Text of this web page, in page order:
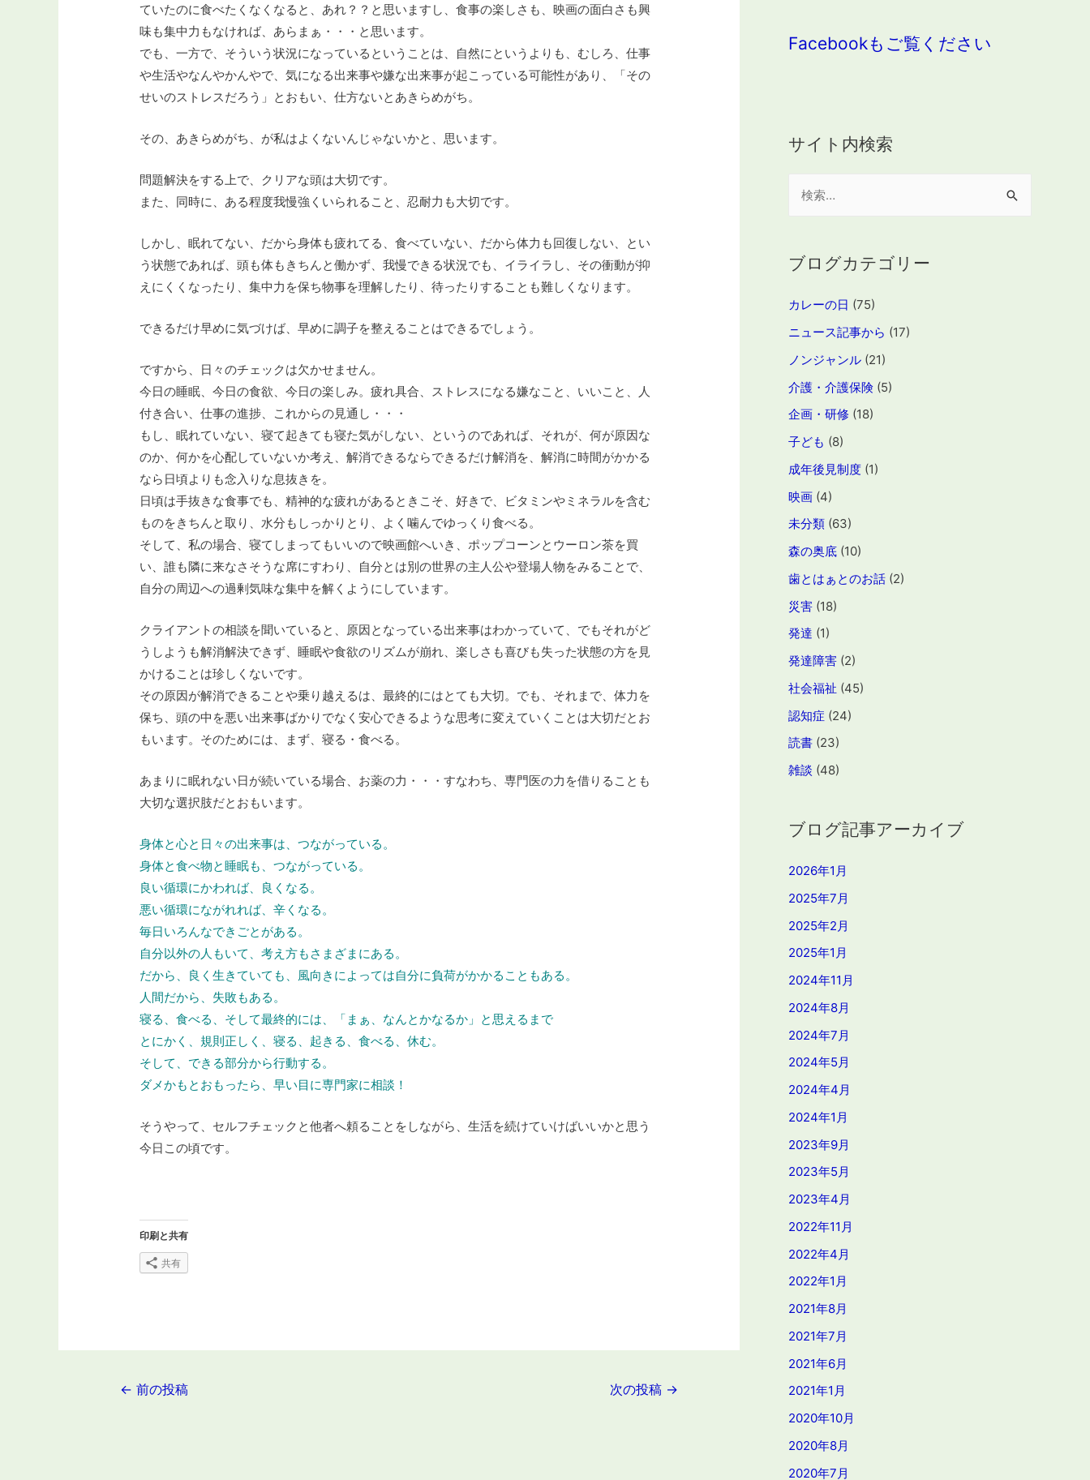
ていたのに食べたくなくなると、あれ？？と思いますし、食事の楽しさも、映画の面白さも興
味も集中力もなければ、あらまぁ・・・と思います。
でも、一方で、そういう状況になっているということは、自然にというよりも、むしろ、仕事
や生活やなんやかんやで、気になる出来事や嫌な出来事が起こっている可能性があり、「その
せいのストレスだろう」とおもい、仕方ないとあきらめがち。
その、あきらめがち、が私はよくないんじゃないかと、思います。
問題解決をする上で、クリアな頭は大切です。
また、同時に、ある程度我慢強くいられること、忍耐力も大切です。
しかし、眠れてない、だから身体も疲れてる、食べていない、だから体力も回復しない、とい
う状態であれば、頭も体もきちんと働かず、我慢できる状況でも、イライラし、その衝動が抑
えにくくなったり、集中力を保ち物事を理解したり、待ったりすることも難しくなります。
できるだけ早めに気づけば、早めに調子を整えることはできるでしょう。
ですから、日々のチェックは欠かせません。
今日の睡眠、今日の食欲、今日の楽しみ。疲れ具合、ストレスになる嫌なこと、いいこと、人
付き合い、仕事の進捗、これからの見通し・・・
もし、眠れていない、寝て起きても寝た気がしない、というのであれば、それが、何が原因な
のか、何かを心配していないか考え、解消できるならできるだけ解消を、解消に時間がかかる
なら日頃よりも念入りな息抜きを。
日頃は手抜きな食事でも、精神的な疲れがあるときこそ、好きで、ビタミンやミネラルを含む
ものをきちんと取り、水分もしっかりとり、よく噛んでゆっくり食べる。
そして、私の場合、寝てしまってもいいので映画館へいき、ポップコーンとウーロン茶を買
い、誰も隣に来なさそうな席にすわり、自分とは別の世界の主人公や登場人物をみることで、
自分の周辺への過剰気味な集中を解くようにしています。
クライアントの相談を聞いていると、原因となっている出来事はわかっていて、でもそれがど
うしようも解消解決できず、睡眠や食欲のリズムが崩れ、楽しさも喜びも失った状態の方を見
かけることは珍しくないです。
その原因が解消できることや乗り越えるは、最終的にはとても大切。でも、それまで、体力を
保ち、頭の中を悪い出来事ばかりでなく安心できるような思考に変えていくことは大切だとお
もいます。そのためには、まず、寝る・食べる。
あまりに眠れない日が続いている場合、お薬の力・・・すなわち、専門医の力を借りることも
大切な選択肢だとおもいます。
身体と心と日々の出来事は、つながっている。
身体と食べ物と睡眠も、つながっている。
良い循環にかわれば、良くなる。
悪い循環にながれれば、辛くなる。
毎日いろんなできごとがある。
自分以外の人もいて、考え方もさまざまにある。
だから、良く生きていても、風向きによっては自分に負荷がかかることもある。
人間だから、失敗もある。
寝る、食べる、そして最終的には、「まぁ、なんとかなるか」と思えるまで
とにかく、規則正しく、寝る、起きる、食べる、休む。
そして、できる部分から行動する。
ダメかもとおもったら、早い目に専門家に相談！
そうやって、セルフチェックと他者へ頼ることをしながら、生活を続けていけばいいかと思う
今日この頃です。
印刷と共有
共有
投
← 前の投稿 次の投稿 →
Facebookもご覧ください
サイト内検索
ブログカテゴリー
カレーの日 (75)
ニュース記事から (17)
ノンジャンル (21)
介護・介護保険 (5)
企画・研修 (18)
子ども (8)
成年後見制度 (1)
映画 (4)
未分類 (63)
森の奥底 (10)
歯とはぁとのお話 (2)
災害 (18)
発達 (1)
発達障害 (2)
社会福祉 (45)
認知症 (24)
読書 (23)
雑談 (48)
ブログ記事アーカイブ
2026年1月
2025年7月
2025年2月
2025年1月
2024年11月
2024年8月
2024年7月
2024年5月
2024年4月
2024年1月
2023年9月
2023年5月
2023年4月
2022年11月
2022年4月
2022年1月
2021年8月
2021年7月
2021年6月
2021年1月
2020年10月
2020年8月
2020年7月